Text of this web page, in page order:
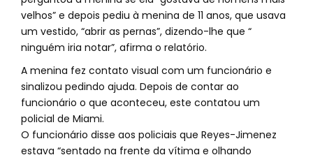
velhos” e depois pediu à menina de 11 anos, que usava
um vestido, “abrir as pernas”, dizendo-lhe que “
ninguém iria notar”, afirma o relatório.
A menina fez contato visual com um funcionário e
sinalizou pedindo ajuda. Depois de contar ao
funcionário o que aconteceu, este contatou um
policial de Miami.
O funcionário disse aos policiais que Reyes-Jimenez
estava “sentado na frente da vítima e olhando